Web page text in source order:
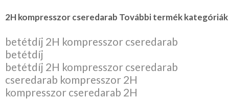
2H kompresszor cseredarab További termék kategóriák
betétdíj 2H kompresszor cseredarab
betétdíj
betétdíj 2H kompresszor cseredarab
cseredarab kompresszor 2H
kompresszor cseredarab 2H